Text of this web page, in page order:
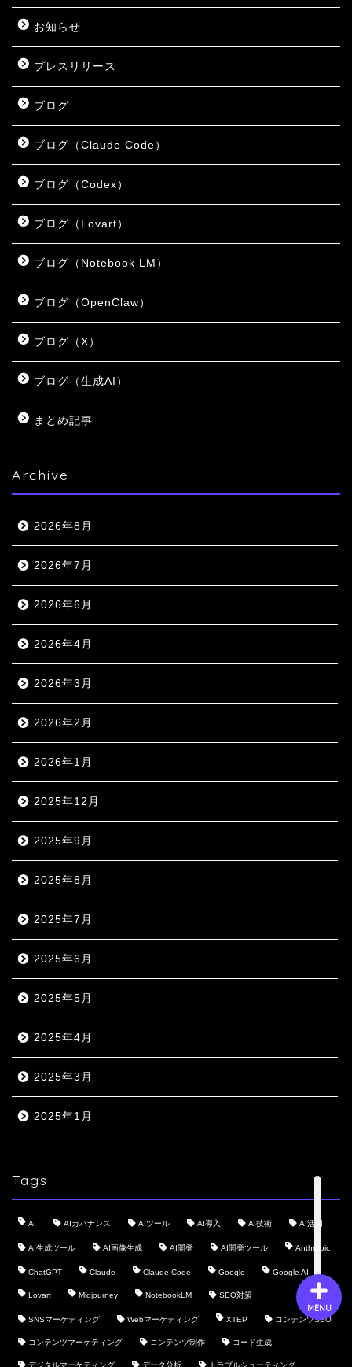
お知らせ
プレスリリース
ブログ
ブログ（Claude Code）
ブログ（Codex）
ブログ（Lovart）
ブログ（Notebook LM）
ブログ（OpenClaw）
ブログ（X）
ブログ（生成AI）
まとめ記事
Archive
2026年8月
2026年7月
2026年6月
2026年4月
2026年3月
2026年2月
2026年1月
2025年12月
2025年9月
2025年8月
2025年7月
2025年6月
2025年5月
2025年4月
2025年3月
2025年1月
Tags
AI AIガバナンス AIツール AI導入 AI技術 AI活用
AI生成ツール AI画像生成 AI開発 AI開発ツール Anthropic
ChatGPT Claude Claude Code Google Google AI
Lovart Midjourney NotebookLM SEO対策
SNSマーケティング Webマーケティング XTEP コンテンツSEO
コンテンツマーケティング コンテンツ制作 コード生成
デジタルマーケティング データ分析 トラブルシューティング
MENU
お問い合わせ